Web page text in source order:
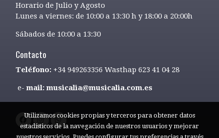
Horario de Julio y Agosto
Lunes a viernes: de 10:00 a 13:30 h y 18:00 a 20:00h
Sábados de 10:00 a 13:30
Contacto
Teléfono: +34 949263356 Wasthap 623 41 04 28
e-mail: musicalia@musicalia.com.es
Aviso legal
Utilizamos cookies propias y terceros para obtener datos
estadísticos de la navegación de nuestros usuarios y mejorar